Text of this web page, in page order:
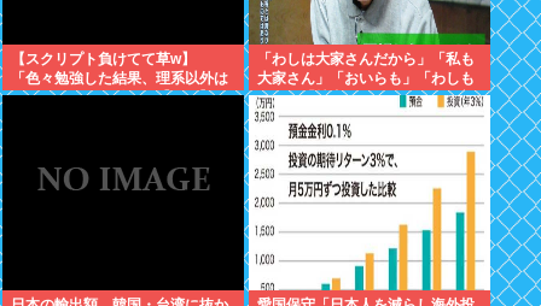
【スクリプト負けてて草w】
「色々勉強した結果、理系以外は
エラー品だと気付いた【ガチ】」
「わしは大家さんだから」「私も
大家さん」「おいらも」「わしも
じゃ」「拙者も」こんなCMに騙
された日本人